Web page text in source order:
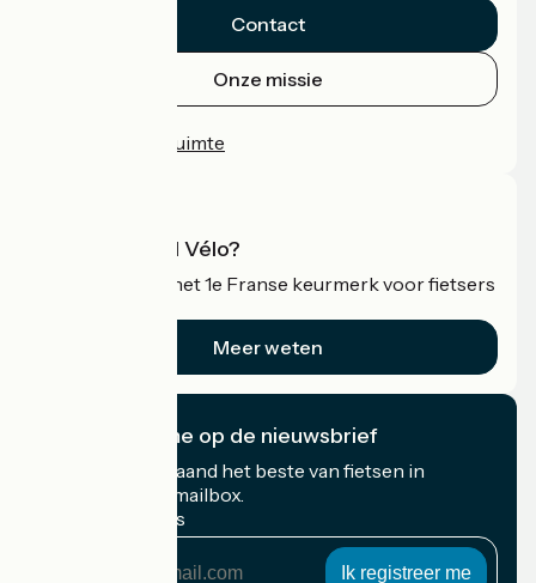
Contact
Onze missie
Professionele ruimte
Wat is Accueil Vélo?
Accueil Vélo is het 1e Franse keurmerk voor fietsers
Meer weten
Ik abonneer me op de nieuwsbrief
Ontvang elke maand het beste van fietsen in
Frankrijk in uw mailbox.
Mijn e-mailadres